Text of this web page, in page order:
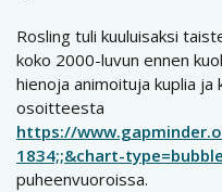
Rosling tuli kuuluisaksi
koko 2000-luvun ennen
hienoja animoituja kuplia ja
osoitteesta
https://
1834;;&chart-
puheenvuoroissa.